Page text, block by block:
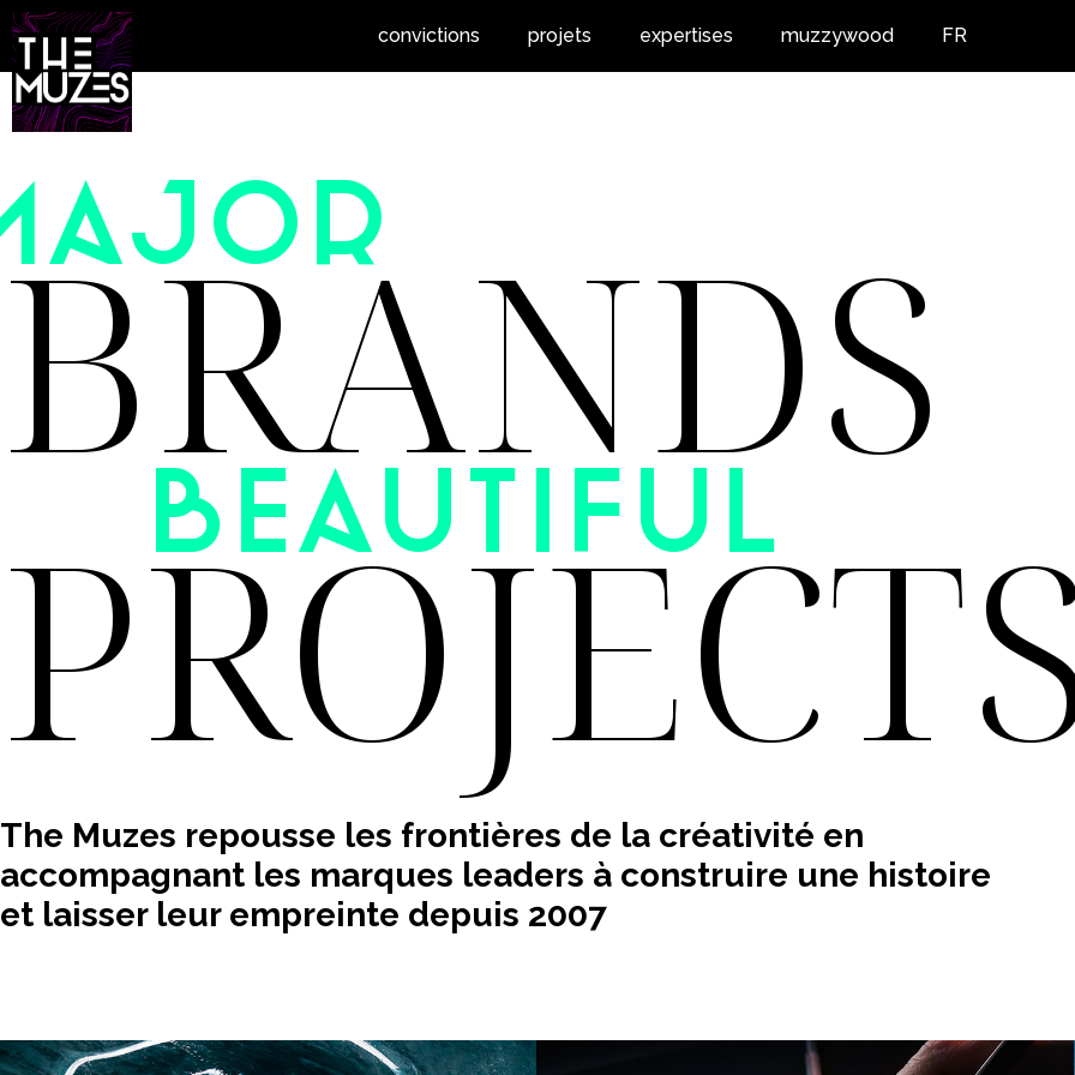
convictions projets expertises muzzywood FR
BRANDS
Beautiful
The Muzes repousse les frontières de la créativité en
accompagnant les marques leaders à construire une histoire
et laisser leur empreinte depuis 2007